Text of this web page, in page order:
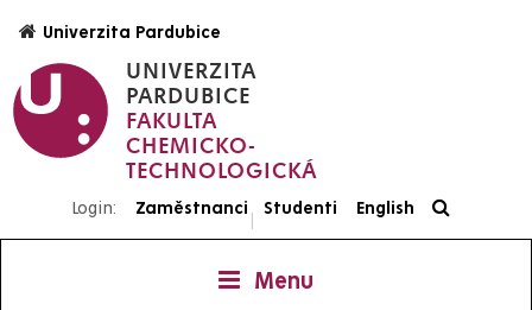
hlavnímu
obsahu
UNIVERZITA
PARDUBICE
FAKULTA
CHEMICKO-
TECHNOLOGICKÁ
Univerzita Pardubice
Login: Zaměstnanci
|
Studenti English
Menu